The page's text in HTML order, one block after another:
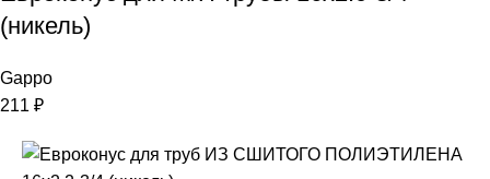
(никель)
Gappo
211 ₽